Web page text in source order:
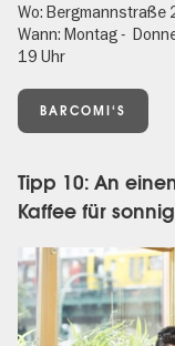
Wo: Bergmannstraße
Wann: Montag -
19 Uhr
BARCOMI‘S
Tipp 10: An
Kaffee für